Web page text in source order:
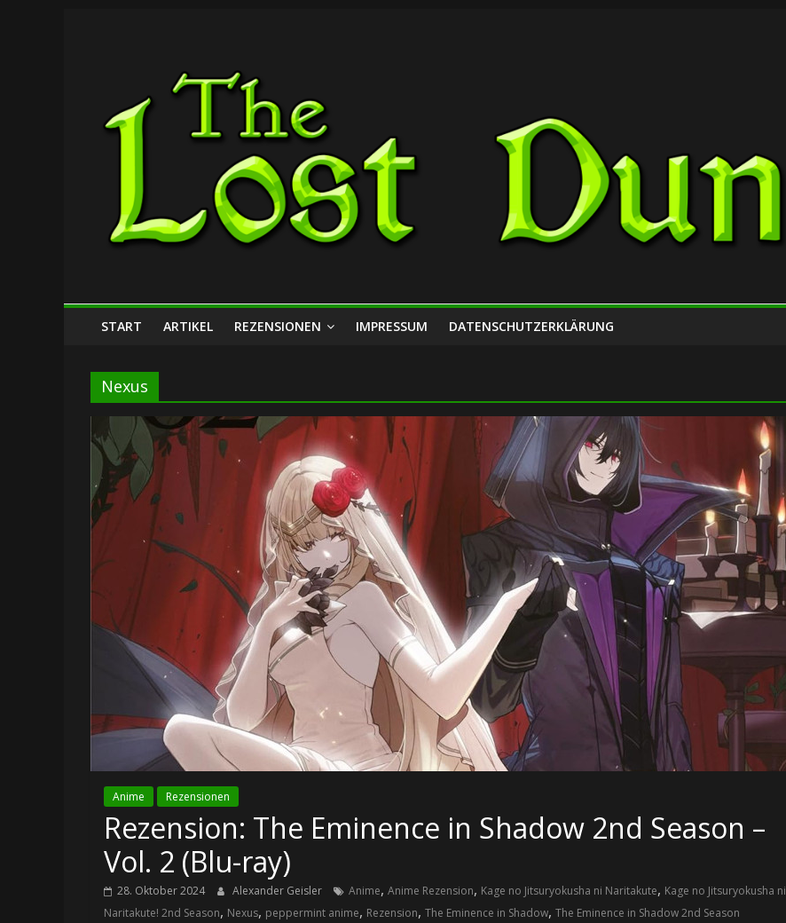
Lost
Dungeon
START ARTIKEL REZENSIONEN IMPRESSUM DATENSCHUTZERKLÄRUNG
Nexus
Anime Rezensionen
Rezension: The Eminence in Shadow 2nd Season –
Vol. 2 (Blu-ray)
28. Oktober 2024 Alexander Geisler Anime, Anime Rezension, Kage no Jitsuryokusha ni Naritakute, Kage no Jitsuryokusha ni
Naritakute! 2nd Season, Nexus, peppermint anime, Rezension, The Eminence in Shadow, The Eminence in Shadow 2nd Season